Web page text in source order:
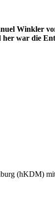
Winkler
war die
(hKDM)